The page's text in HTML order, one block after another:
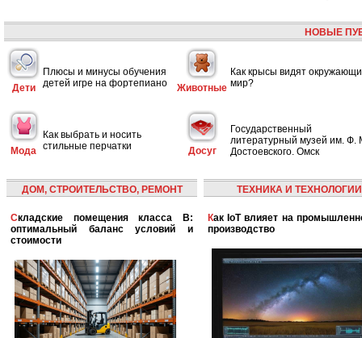
НОВЫЕ
Дети
Плюсы и минусы обучения
детей игре на фортепиано
Животные
Как крысы видят
мир?
Мода
Как выбрать и носить
стильные перчатки
Досуг
Государственный
литературный музей им. Ф.
Достоевского. Омск
ДОМ, СТРОИТЕЛЬСТВО, РЕМОНТ
Складские помещения класса B:
оптимальный баланс условий и
стоимости
ТЕХНИКА И ТЕХНОЛОГИИ
Как IoT влияет на промышленность и
производство